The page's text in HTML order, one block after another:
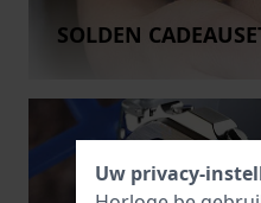
SOLDEN
Uw privacy-